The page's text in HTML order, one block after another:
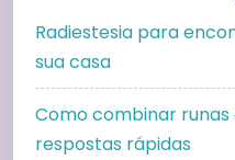
Radiestesia para
sua casa
Como combinar
respostas rápidas